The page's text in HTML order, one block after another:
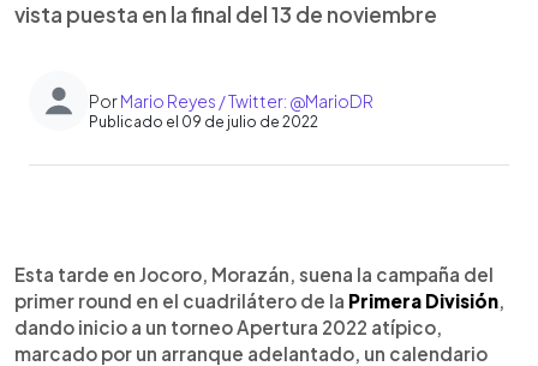
vista puesta en la final del 13 de noviembre
PorMario Reyes / Twitter: @MarioDR
Publicado el 09 de julio de 2022
Escuchar artículo
Esta tarde en Jocoro, Morazán, suena la campaña del
primer round en el cuadrilátero de la Primera División,
dando inicio a un torneo Apertura 2022 atípico,
marcado por un arranque adelantado, un calendario